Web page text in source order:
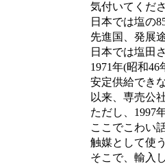
気付いてくださ
日本では塩の
先進国、発展途
日本では塩田さ
1971年(昭和46年
安定供給できな
以来、専売公社
ただし、1997年(
ここでこわい話
触媒として使う
そこで、輸入し